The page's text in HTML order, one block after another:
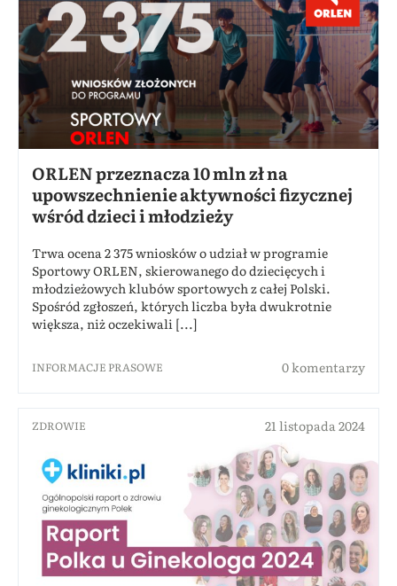
ORLEN przeznacza 10 mln zł na
upowszechnienie aktywności fizycznej
wśród dzieci i młodzieży
Trwa ocena 2 375 wniosków o udział w programie
Sportowy ORLEN, skierowanego do dziecięcych i
młodzieżowych klubów sportowych z całej Polski.
Spośród zgłoszeń, których liczba była dwukrotnie
większa, niż oczekiwali [...]
INFORMACJE PRASOWE 0 komentarzy
ZDROWIE 21 listopada 2024